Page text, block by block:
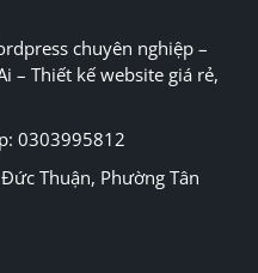
chuyên nghiệp –
– Thiết kế website giá rẻ,
0303995812
Thuận, Phường Tân